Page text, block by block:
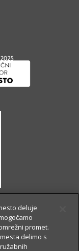
deluje
promet.
delimo s